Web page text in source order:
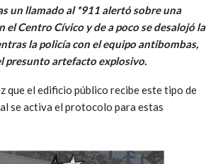
un llamado al *911 alertó sobre una
el Centro Cívico y de a poco se desalojó la
la policía con el equipo antibombas,
presunto artefacto explosivo.
que el edificio público recibe este tipo de
se activa el protocolo para estas